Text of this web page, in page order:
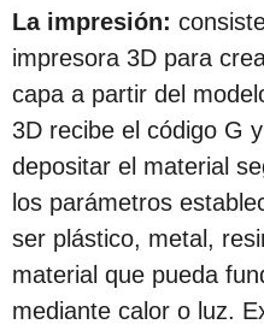
La impresión:
impresora 3D para
capa a partir del
3D recibe el código G
depositar el material
los parámetros
ser plástico, metal,
material que pueda
mediante calor o luz.